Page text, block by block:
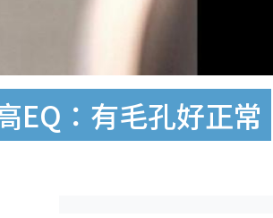
EQ：有毛孔好正常